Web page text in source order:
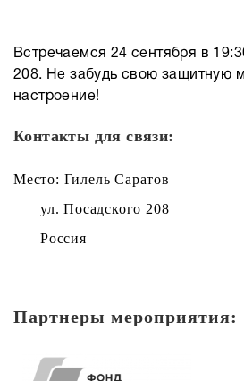
Встречаемся 24 сентября в
208. Не забудь свою защитную
настроение!
Контакты для связи:
Место: Гилель Саратов
ул. Посадского 208
Россия
Партнеры мероприятия: